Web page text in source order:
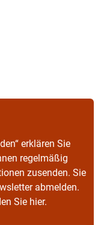
erklären Sie
regelmäßig
zusenden. Sie
abmelden.
Sie hier.